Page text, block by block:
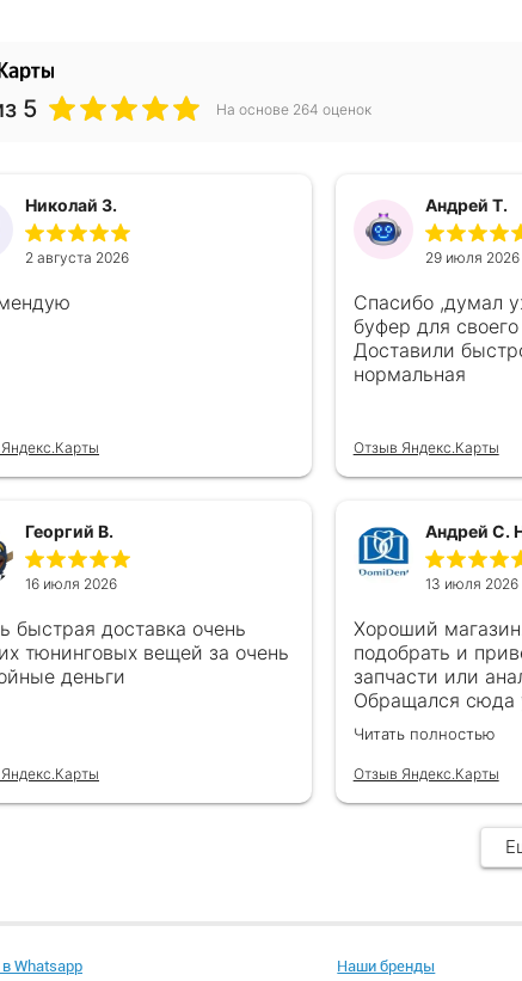
5 На основе 264 оценок
Николай З.
2 августа 2026
Андрей Т.
29 июля 2026
Спасибо ,думал
буфер для
Доставили
нормальная
Отзыв Яндекс.Карты
Георгий В.
16 июля 2026
быстрая доставка очень
тюнинговых вещей за очень
деньги
Андрей С.
13 июля 2026
Хороший
подобрать и
запчасти или
Обращался сюда
каках проблем ни
Читать полностью
Отзыв Яндекс.Карты
Whatsapp Наши бренды